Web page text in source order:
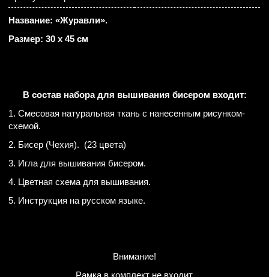
Название: «Журавли».
Размер: 30 х 45 см
В состав набора для вышивания бисером входит:
1. Смесовая натуральная ткань с нанесенным рисунком-
схемой.
2. Бисер (Чехия). (23 цвета)
3. Игла для вышивания бисером.
4. Цветная схема для вышивания.
5. Инструкция на русском языке.
Внимание!
Рамка в комплект не входит.